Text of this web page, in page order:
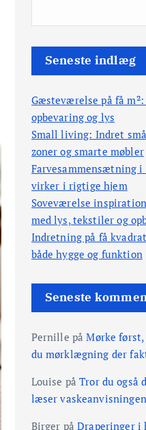
Seneste indlæg
Gæsteværelse på få
opbevaring og lys
Small living: Indret
zoner og smarte møbler
Farvesammensætning
virker i rigtige hjem
Soveværelse
med lys, tekstiler og
Indretning på få
både hygge og funktion
Seneste
Pernille påMørke
du mørklægning der
Louise påTror du også
læser
Birger påDraperinger i